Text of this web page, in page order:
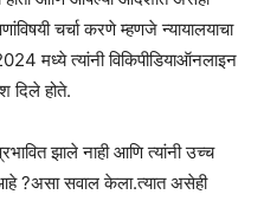
चर्चा करणे म्हणजे न्यायालयाचा
मध्ये त्यांनी विकिपीडियाऑनलाइन
दिले होते.
झाले नाही आणि त्यांनी उच्च
?असा सवाल केला.त्यात असेही